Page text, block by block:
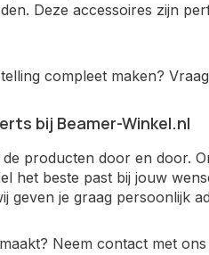
Deze accessoires zijn
compleet maken?
bij Beamer-Winkel.nl
producten door en door.
het beste past bij jouw
geven je graag persoonlijk
Neem contact met